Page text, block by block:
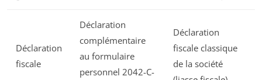
Déclaration
fiscale
Déclaration
complémentaire
au formulaire
personnel 2042-C-
Déclaration
fiscale classique
de la société